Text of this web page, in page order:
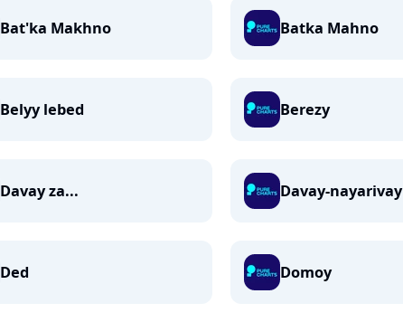
Bat'ka Makhno Batka Mahno
Belyy lebed Berezy
Davay za... Davay-nayarivay
Ded Domoy